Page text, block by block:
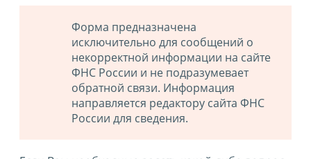
Форма предназначена
исключительно для сообщений о
некорректной информации на сайте
ФНС России и не подразумевает
обратной связи. Информация
направляется редактору сайта ФНС
России для сведения.